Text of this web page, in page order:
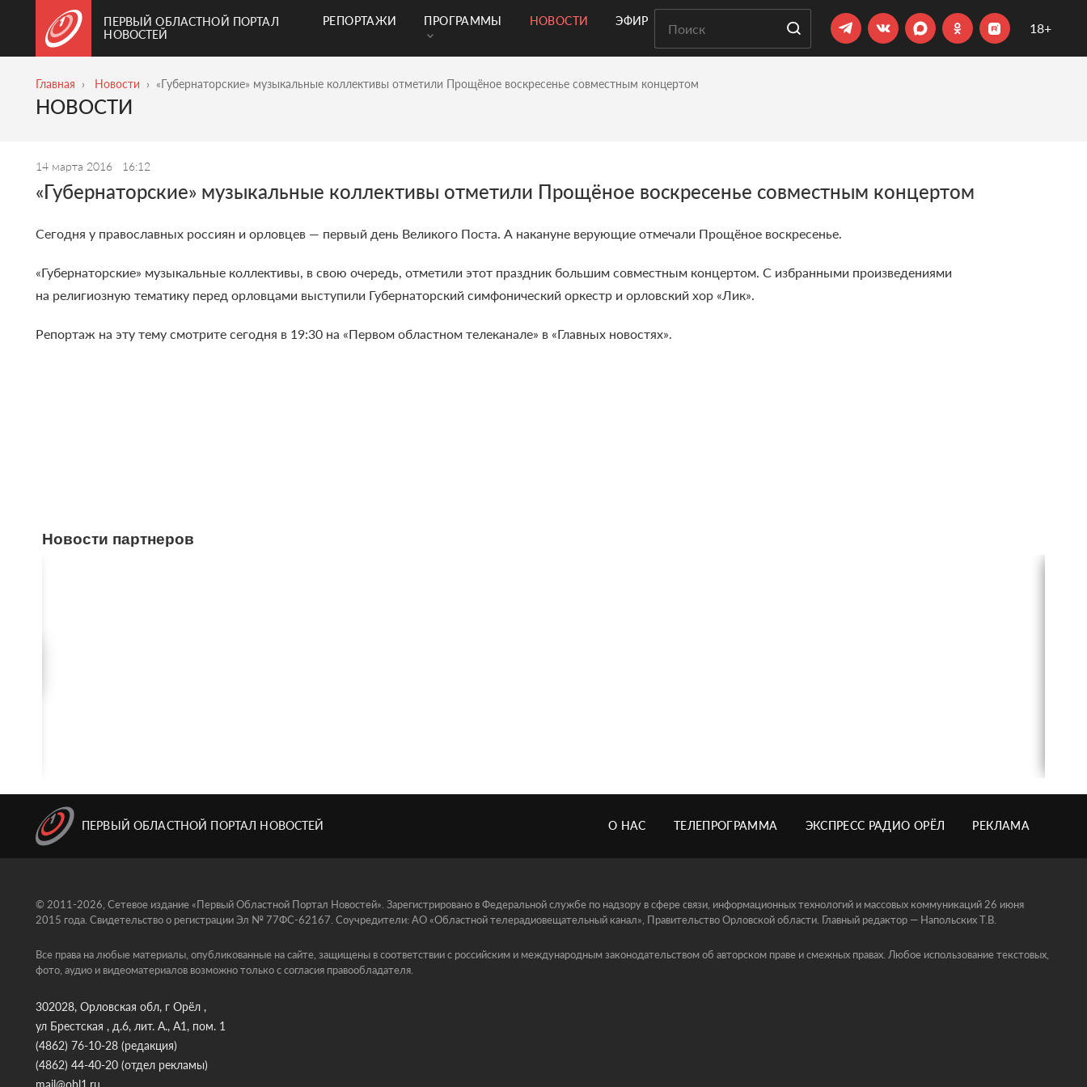
ПЕРВЫЙ ОБЛАСТНОЙ ПОРТАЛ
НОВОСТЕЙ
РЕПОРТАЖИ ПРОГРАММЫ НОВОСТИ ЭФИР 18+
Главная Новости «Губернаторские» музыкальные коллективы отметили Прощёное воскресенье совместным концертом
НОВОСТИ
14 марта 2016 16:12
«Губернаторские» музыкальные коллективы отметили Прощёное воскресенье совместным концертом
Сегодня у православных россиян и орловцев — первый день Великого Поста. А накануне верующие отмечали Прощёное воскресенье.
«Губернаторские» музыкальные коллективы, в свою очередь, отметили этот праздник большим совместным концертом. С избранными произведениями
на религиозную тематику перед орловцами выступили Губернаторский симфонический оркестр и орловский хор «Лик».
Репортаж на эту тему смотрите сегодня в 19:30 на «Первом областном телеканале» в «Главных новостях».
Новости партнеров
ПЕРВЫЙ ОБЛАСТНОЙ ПОРТАЛ НОВОСТЕЙ О НАС ТЕЛЕПРОГРАММА ЭКСПРЕСС РАДИО ОРЁЛ РЕКЛАМА
© 2011-2026, Сетевое издание «Первый Областной Портал Новостей». Зарегистрировано в Федеральной службе по надзору в сфере связи, информационных технологий и массовых коммуникаций 26 июня
2015 года. Свидетельство о регистрации Эл № 77ФС-62167. Соучредители: АО «Областной телерадиовещательный канал», Правительство Орловской области. Главный редактор — Напольских Т.В.
Все права на любые материалы, опубликованные на сайте, защищены в соответствии с российским и международным законодательством об авторском праве и смежных правах. Любое использование текстовых,
фото, аудио и видеоматериалов возможно только с согласия правообладателя.
302028, Орловская обл, г Орёл ,
ул Брестская , д.6, лит. А., А1, пом. 1
(4862) 76-10-28 (редакция)
(4862) 44-40-20 (отдел рекламы)
mail@obl1.ru